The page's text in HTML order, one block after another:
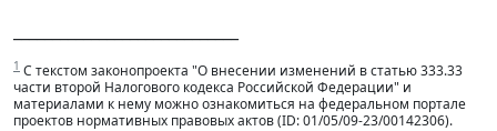
1 С текстом законопроекта "О внесении изменений в статью 333.33
части второй Налогового кодекса Российской Федерации" и
материалами к нему можно ознакомиться на федеральном портале
проектов нормативных правовых актов (ID: 01/05/09-23/00142306).